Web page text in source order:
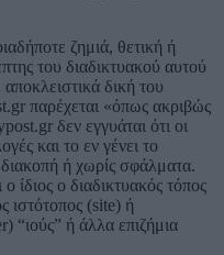
ζημιά, θετική ή
του διαδικτυακού αυτού
δική του
παρέχεται «όπως ακριβώς
δεν εγγυάται ότι οι
και το εν γένει το
ή χωρίς σφάλματα.
ίδιος o διαδικτυακός τόπος
ιστότοπος (site) ή
“ιούς” ή άλλα επιζήμια